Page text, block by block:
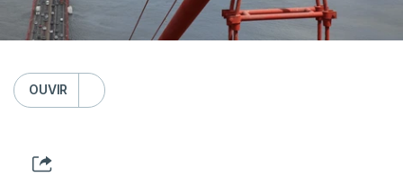
OUVIR